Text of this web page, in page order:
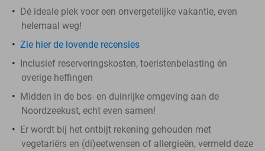
Dé ideale plek voor een onvergetelijke vakantie, even
helemaal weg!
Zie hier de lovende recensies
Inclusief reserveringskosten, toeristenbelasting én
overige heffingen
Midden in de bos- en duinrijke omgeving aan de
Noordzeekust, echt even samen!
Er wordt bij het ontbijt rekening gehouden met
vegetariërs en (di)eetwensen of allergieën, vermeld deze